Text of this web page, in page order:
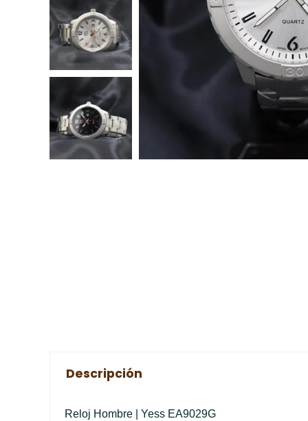
Descripción
Reloj Hombre | Yess EA9029G